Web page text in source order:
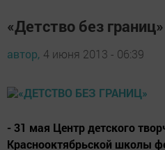
«Детство без границ»
автор, 4 июня 2013 - 06:39
- 31 мая Центр детского
Краснооктябрьской школы